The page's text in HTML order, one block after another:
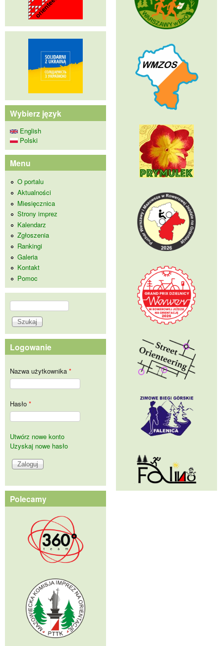
Wybierz język
English
Polski
Menu
O portalu
Aktualności
Miesięcznica
Strony imprez
Kalendarz
Zgłoszenia
Rankingi
Galeria
Kontakt
Pomoc
Formularz wyszukiwania
Szukaj
Logowanie
Nazwa użytkownika *
Hasło *
Utwórz nowe konto
Uzyskaj nowe hasło
Polecamy